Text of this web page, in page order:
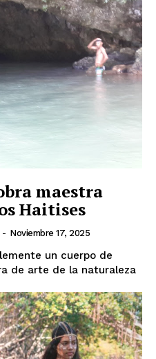
maestra
Haitises
- Noviembre 17, 2025
un cuerpo de
de arte de la naturaleza